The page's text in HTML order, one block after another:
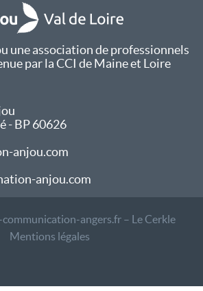
une association de professionnels
par la CCI de Maine et Loire
- BP 60626
anjou.com
anjou.com
angers.fr – Le Cerkle
Mentions légales